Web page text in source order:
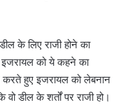
के लिए राजी होने का
इजरायल को ये कहने का
करते हुए इजरायल को लेबनान
डील के शर्तों पर राजी हो।